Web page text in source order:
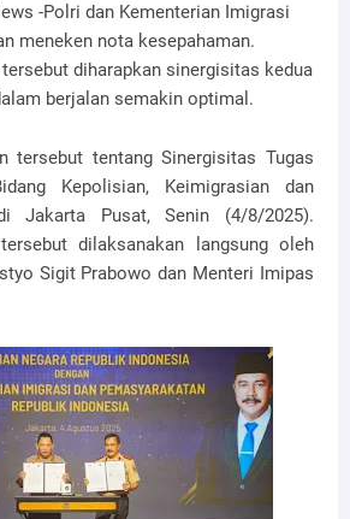
-Polri dan Kementerian Imigrasi
meneken nota kesepahaman.
tersebut diharapkan sinergisitas kedua
berjalan semakin optimal.
tersebut tentang Sinergisitas Tugas
Kepolisian, Keimigrasian dan
Jakarta Pusat, Senin (4/8/2025).
tersebut dilaksanakan langsung oleh
Sigit Prabowo dan Menteri Imipas